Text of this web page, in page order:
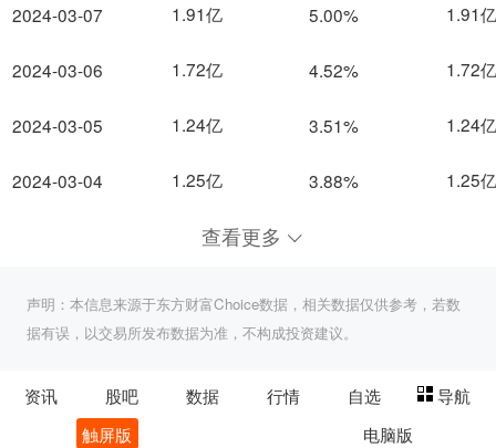
2024-03-07
2024-03-06
2024-03-05
2024-03-04
1.91亿 5.00% 1.91亿
1.72亿 4.52% 1.72亿
1.24亿 3.51% 1.24亿
1.25亿 3.88% 1.25亿
查看更多
声明：本信息来源于东方财富Choice数据，相关数据仅供参考，若数
据有误，以交易所发布数据为准，不构成投资建议。
资讯 股吧 数据 行情 自选
导航
触屏版
电脑版